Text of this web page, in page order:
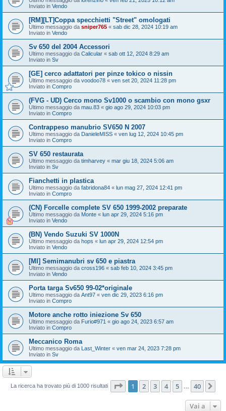
Inviato in Vendo
[RM][LT]Coppa specchietti "Street" omologati
Ultimo messaggio da sniper765 « sab dic 28, 2024 10:19 am
Inviato in Vendo
Sv 650 del 2004 Accessori
Ultimo messaggio da Calicular « sab ott 12, 2024 8:29 am
Inviato in Sv
[GE] cerco adattatori per pinze tokico o nissin
Ultimo messaggio da voodoo78 « ven set 20, 2024 11:28 pm
Inviato in Compro
(FVG - UD) Cerco mono Sv1000 o scambio con mono gsxr
Ultimo messaggio da mau.83 « gio ago 29, 2024 10:03 pm
Inviato in Compro
Contrappeso manubrio SV650 N 2007
Ultimo messaggio da DanieleMISS « ven lug 12, 2024 10:45 pm
Inviato in Compro
SV 650 restaurata
Ultimo messaggio da timharvey « mar giu 18, 2024 5:06 am
Inviato in Sv
Fianchetti in plastica
Ultimo messaggio da fabridona84 « lun mag 27, 2024 12:41 pm
Inviato in Compro
(CN) Forcelle complete SV 650 1999-2002 preparate
Ultimo messaggio da Monte « lun apr 29, 2024 5:16 pm
Inviato in Vendo
(BN) Vendo Suzuki SV 1000N
Ultimo messaggio da hops « lun apr 29, 2024 12:54 pm
Inviato in Vendo
[MI] Semimanubri sv 650 e piastra
Ultimo messaggio da cross196 « sab feb 10, 2024 3:45 pm
Inviato in Vendo
Porta targa Sv650 99-02*originale
Ultimo messaggio da Ant97 « ven dic 29, 2023 6:16 pm
Inviato in Compro
Motore anche rotto iniezione Sv 650
Ultimo messaggio da Furio#971 « gio ago 24, 2023 6:57 am
Inviato in Compro
Meccanico Roma
Ultimo messaggio da Last_Winter « ven mar 24, 2023 7:28 pm
Inviato in Sv
La ricerca ha trovato più di 1000 risultati Pagina di 40
1 2 3 4 5 40
Vai a